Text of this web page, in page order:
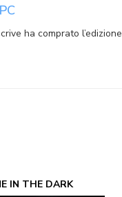
ha comprato l’edizione
IN THE DARK